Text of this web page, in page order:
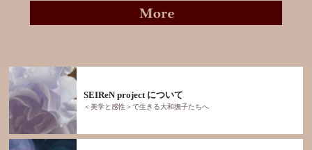
SEIReN project について
＜美学と感性＞で生きる大和撫子たちへ